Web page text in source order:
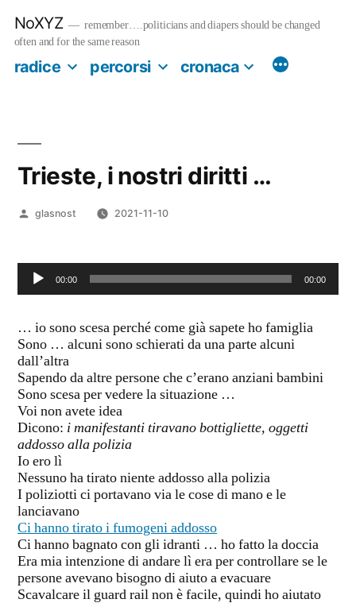
contenuto
NoXYZ
remember….politicians and diapers should be changed
often and for the same reason
radice percorsi cronaca
Trieste, i nostri diritti …
Pubblicato
glasnost 2021-11-10
Audio
Player
00:00 00:00
… io sono scesa perché come già sapete ho famiglia
Sono … alcuni sono schierati da una parte alcuni
dall’altra
Sapendo da altre persone che c’erano anziani bambini
Sono scesa per vedere la situazione …
Voi non avete idea
Dicono: i manifestanti tiravano bottigliette, oggetti
addosso alla polizia
Io ero lì
Nessuno ha tirato niente addosso alla polizia
I poliziotti ci portavano via le cose di mano e le
lanciavano
Ci hanno tirato i fumogeni addosso
Ci hanno bagnato con gli idranti … ho fatto la doccia
Era mia intenzione di andare lì era per controllare se le
persone avevano bisogno di aiuto a evacuare
Scavalcare il guard rail non è facile, quindi ho aiutato